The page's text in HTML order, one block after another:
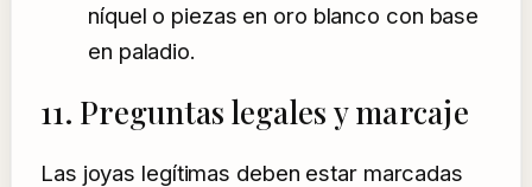
níquel o piezas en oro blanco con base
en paladio.
11. Preguntas legales y marcaje
Las joyas legítimas deben estar marcadas